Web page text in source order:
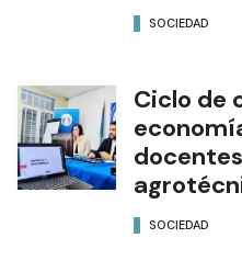
SOCIEDAD
Ciclo de
SOCIEDAD